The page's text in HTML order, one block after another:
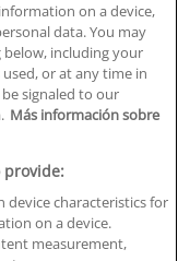
on a device,
data. You may
below, including your
or at any time in
signaled to our
Más información sobre
provide:
device characteristics for
on a device.
measurement,